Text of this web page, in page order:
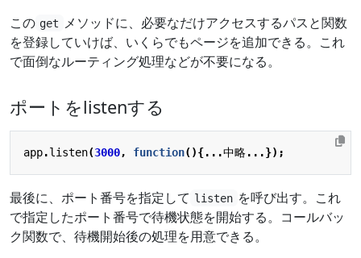
この get メソッドに、必要なだけアクセスするパスと関数
を登録していけば、いくらでもページを追加できる。これ
で面倒なルーティング処理などが不要になる。
ポートをlistenする
app.listen(3000, function(){...中略...});
最後に、ポート番号を指定して listen を呼び出す。これ
で指定したポート番号で待機状態を開始する。コールバッ
ク関数で、待機開始後の処理を用意できる。